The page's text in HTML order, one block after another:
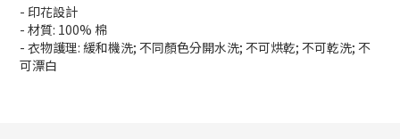
- 印花設計
- 材質: 100% 棉
- 衣物護理: 緩和機洗; 不同顏色分開水洗; 不可烘乾; 不可乾洗; 不
可漂白